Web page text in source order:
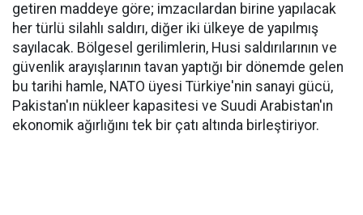
getiren maddeye göre; imzacılardan birine yapılacak
her türlü silahlı saldırı, diğer iki ülkeye de yapılmış
sayılacak. Bölgesel gerilimlerin, Husi saldırılarının ve
güvenlik arayışlarının tavan yaptığı bir dönemde gelen
bu tarihi hamle, NATO üyesi Türkiye'nin sanayi gücü,
Pakistan'ın nükleer kapasitesi ve Suudi Arabistan'ın
ekonomik ağırlığını tek bir çatı altında birleştiriyor.